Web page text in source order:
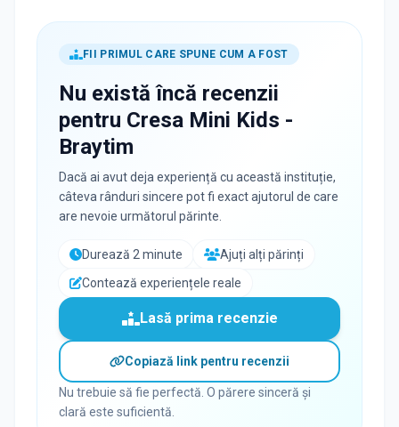
FII PRIMUL CARE SPUNE CUM A FOST
Nu există încă recenzii
pentru Cresa Mini Kids -
Braytim
Dacă ai avut deja experiență cu această instituție,
câteva rânduri sincere pot fi exact ajutorul de care
are nevoie următorul părinte.
Durează 2 minute
Ajuți alți părinți
Contează experiențele reale
Lasă prima recenzie
Copiază link pentru recenzii
Nu trebuie să fie perfectă. O părere sinceră și
clară este suficientă.